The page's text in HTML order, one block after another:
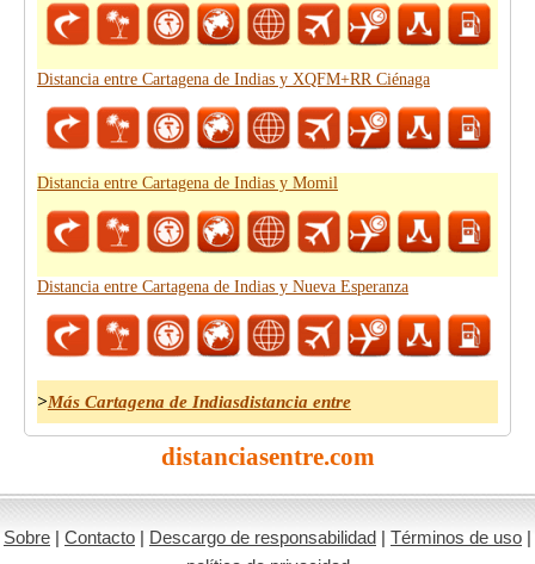
Distancia entre Cartagena de Indias y XQFM+RR Ciénaga
Distancia entre Cartagena de Indias y Momil
Distancia entre Cartagena de Indias y Nueva Esperanza
>Más Cartagena de Indiasdistancia entre
distanciasentre.com
Sobre | Contacto | Descargo de responsabilidad | Términos de uso |